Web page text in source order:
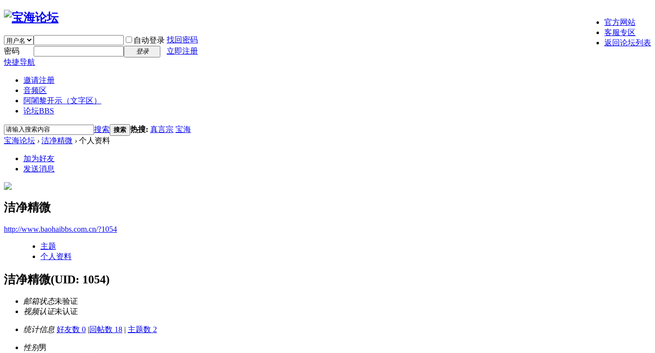
官方网站
客服专区
返回论坛列表
自动登录 找回密码
密码
登录
立即注册
快捷导航
邀请注册
音频区
阿闍黎开示（文字区）
论坛BBS
搜索 搜索 热搜: 真言宗 宝海
宝海论坛 › 洁净精微 › 个人资料
加为好友
发送消息
洁净精微
http://www.baohaibbs.com.cn/?1054
主题
个人资料
洁净精微(UID: 1054)
邮箱状态未验证
视频认证未认证
统计信息 好友数 0 |回帖数 18 | 主题数 2
性别男